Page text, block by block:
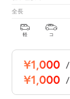
全長
軽 コ
¥1,000 /
¥1,000 /